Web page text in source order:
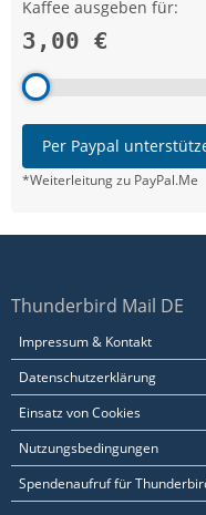
Kaffee ausgeben für:
3,00 €
Per Paypal
*Weiterleitung zu PayPal.Me
Thunderbird Mail DE
Impressum & Kontakt
Datenschutzerklärung
Einsatz von Cookies
Nutzungsbedingungen
Spendenaufruf für